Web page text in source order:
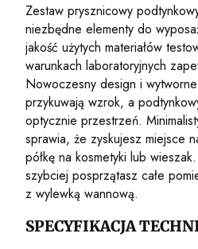
Zestaw prysznicowy
niezbędne elementy do
jakość użytych materiałów
warunkach laboratoryjnych
Nowoczesny design i
przykuwają wzrok, a
optycznie przestrzeń.
sprawia, że zyskujesz miejsce
półkę na kosmetyki lub
szybciej posprzątasz całe
z wylewką wannową.
SPECYFIKACJA